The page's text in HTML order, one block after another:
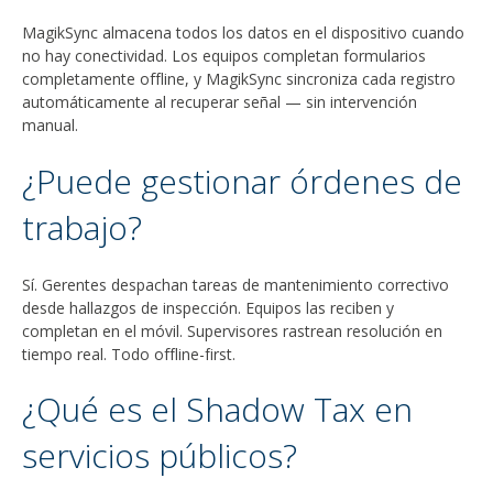
MagikSync almacena todos los datos en el dispositivo cuando
no hay conectividad. Los equipos completan formularios
completamente offline, y MagikSync sincroniza cada registro
automáticamente al recuperar señal — sin intervención
manual.
¿Puede gestionar órdenes de
trabajo?
Sí. Gerentes despachan tareas de mantenimiento correctivo
desde hallazgos de inspección. Equipos las reciben y
completan en el móvil. Supervisores rastrean resolución en
tiempo real. Todo offline-first.
¿Qué es el Shadow Tax en
servicios públicos?